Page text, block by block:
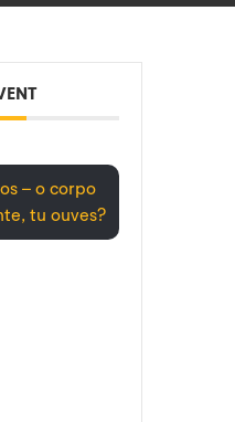
– o corpo
tu ouves?